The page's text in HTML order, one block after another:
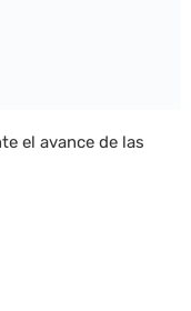
el avance de las